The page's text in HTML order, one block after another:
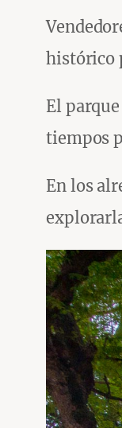
histórico
El
tiempos
En los